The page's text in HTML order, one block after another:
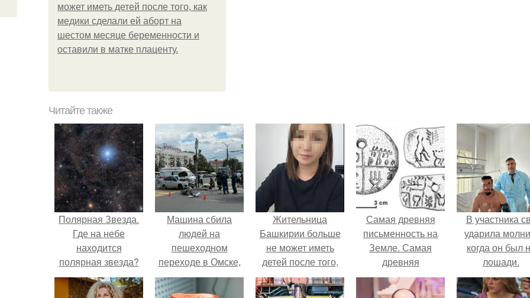
может иметь детей после того, как
медики сделали ей аборт на
шестом месяце беременности и
оставили в матке плаценту.
Читайте также
Полярная Звезда.
Где на небе
находится
полярная звезда?
Машина сбила
людей на
пешеходном
переходе в Омске,
пострадали 8
человек.
Жительница
Башкирии больше
не может иметь
детей после того,
как медики сделали
ей аборт на шестом
Самая древняя
письменность на
Земле. Самая
древняя
письменность.
В участника
ударила
когда он был
лошади.